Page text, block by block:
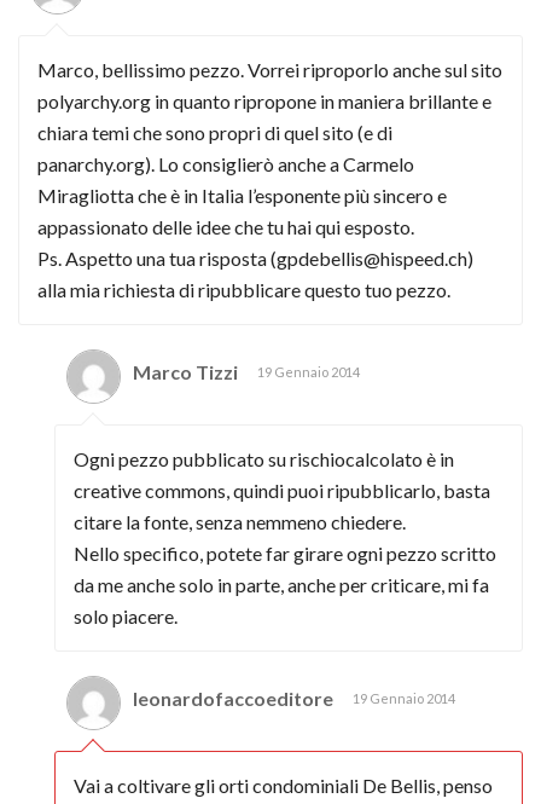
Marco, bellissimo pezzo. Vorrei riproporlo anche sul sito
polyarchy.org in quanto ripropone in maniera brillante e
chiara temi che sono propri di quel sito (e di
panarchy.org). Lo consiglierò anche a Carmelo
Miragliotta che è in Italia l’esponente più sincero e
appassionato delle idee che tu hai qui esposto.
Ps. Aspetto una tua risposta (gpdebellis@hispeed.ch)
alla mia richiesta di ripubblicare questo tuo pezzo.
Marco Tizzi 19 Gennaio 2014
Ogni pezzo pubblicato su rischiocalcolato è in
creative commons, quindi puoi ripubblicarlo, basta
citare la fonte, senza nemmeno chiedere.
Nello specifico, potete far girare ogni pezzo scritto
da me anche solo in parte, anche per criticare, mi fa
solo piacere.
leonardofaccoeditore 19 Gennaio 2014
Vai a coltivare gli orti condominiali De Bellis, penso